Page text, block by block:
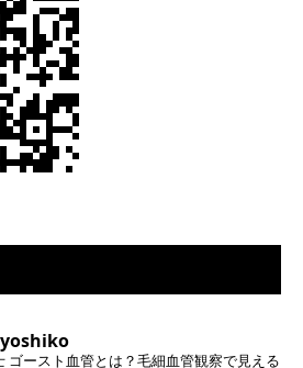
ゴースト血管とは？毛細血管観察で見える